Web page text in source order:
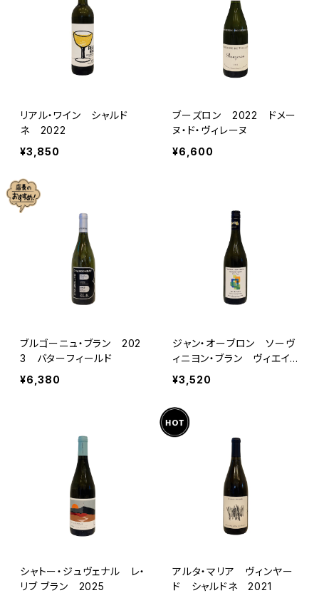
リアル・ワイン シャルド
ネ 2022
¥3,850
ブーズロン 2022 ドメー
ヌ・ド・ヴィレーヌ
¥6,600
ブルゴーニュ・ブラン 202
3 バターフィールド
¥6,380
ジャン・オーブロン ソーヴ
ィニヨン・ブラン ヴィエイ
ユ・ヴィーニュ 2023
¥3,520
シャトー・ジュヴェナル レ・
リブ ブラン 2025
アルタ・マリア ヴィンヤー
ド シャルドネ 2021